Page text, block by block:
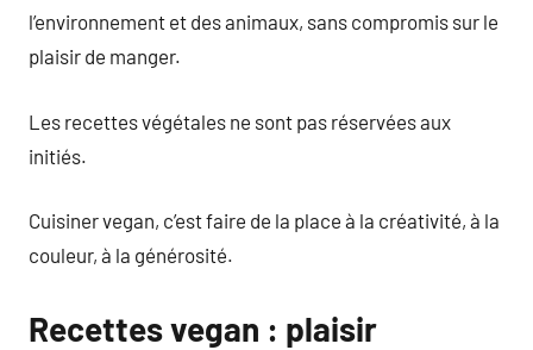
l’environnement et des animaux, sans compromis sur le
plaisir de manger.
Les recettes végétales ne sont pas réservées aux
initiés.
Cuisiner vegan, c’est faire de la place à la créativité, à la
couleur, à la générosité.
Recettes vegan : plaisir